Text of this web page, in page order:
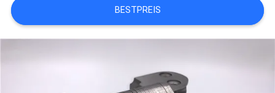
FÄLLE
SITEMAP
BESTPREIS